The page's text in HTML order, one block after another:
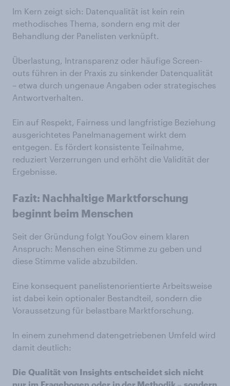
Im Kern zeigt sich: Datenqualität ist kein rein
methodisches Thema, sondern eng mit der
Behandlung der Panelisten verknüpft.
Überlastung, Intransparenz oder häufige Screen-
outs führen in der Praxis zu sinkender Datenqualität
– etwa durch ungenaue Angaben oder strategisches
Antwortverhalten.
Ein auf Respekt, Fairness und langfristige Beziehung
ausgerichtetes Panelmanagement wirkt dem
entgegen. Es fördert konsistente Teilnahme,
reduziert Verzerrungen und erhöht die Validität der
Ergebnisse.
Fazit: Nachhaltige Marktforschung
beginnt beim Menschen
Seit der Gründung folgt YouGov einem klaren
Anspruch: Menschen eine Stimme zu geben und
diese Stimme valide abzubilden.
Eine konsequent panelistenorientierte Arbeitsweise
ist dabei kein optionaler Bestandteil, sondern die
Voraussetzung für belastbare Marktforschung.
In einem zunehmend datengetriebenen Umfeld wird
damit deutlich:
Die Qualität von Insights entscheidet sich nicht
nur im Fragebogen oder in der Methodik – sondern